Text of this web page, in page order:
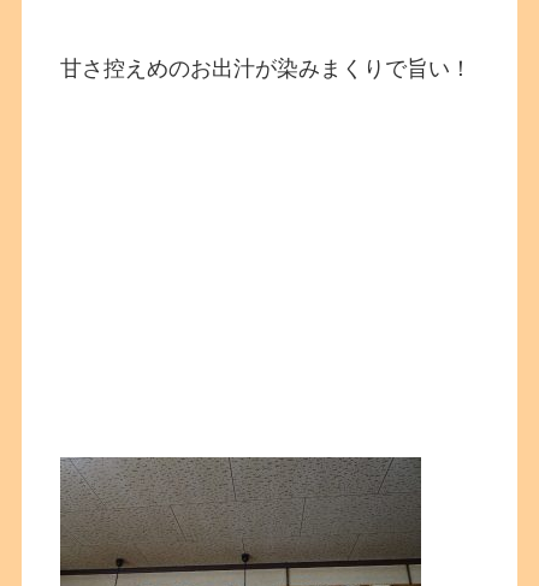
甘さ控えめのお出汁が染みまくりで旨い！